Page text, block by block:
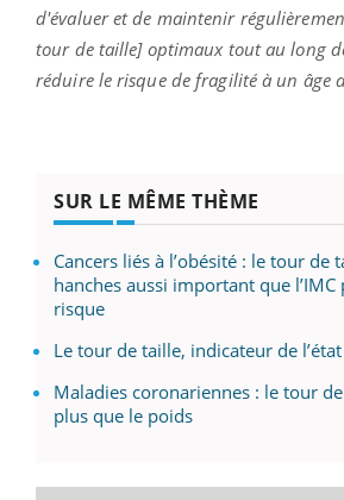
d'évaluer et de maintenir
tour de taille] optimaux tout au long
réduire le risque de fragilité à un âge
SUR LE MÊME THÈME
Cancers liés à l’obésité : le tour de
hanches aussi important que
risque
Le tour de taille, indicateur de
Maladies coronariennes : le tour
plus que le poids